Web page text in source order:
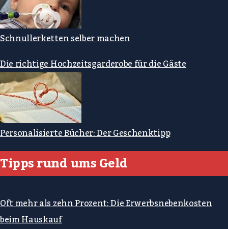
Schnullerketten selber machen
Die richtige Hochzeitsgarderobe für die Gäste
Personalisierte Bücher: Der Geschenktipp
Tipps rund ums Geld
Oft mehr als zehn Prozent: Die Erwerbsnebenkosten
beim Hauskauf